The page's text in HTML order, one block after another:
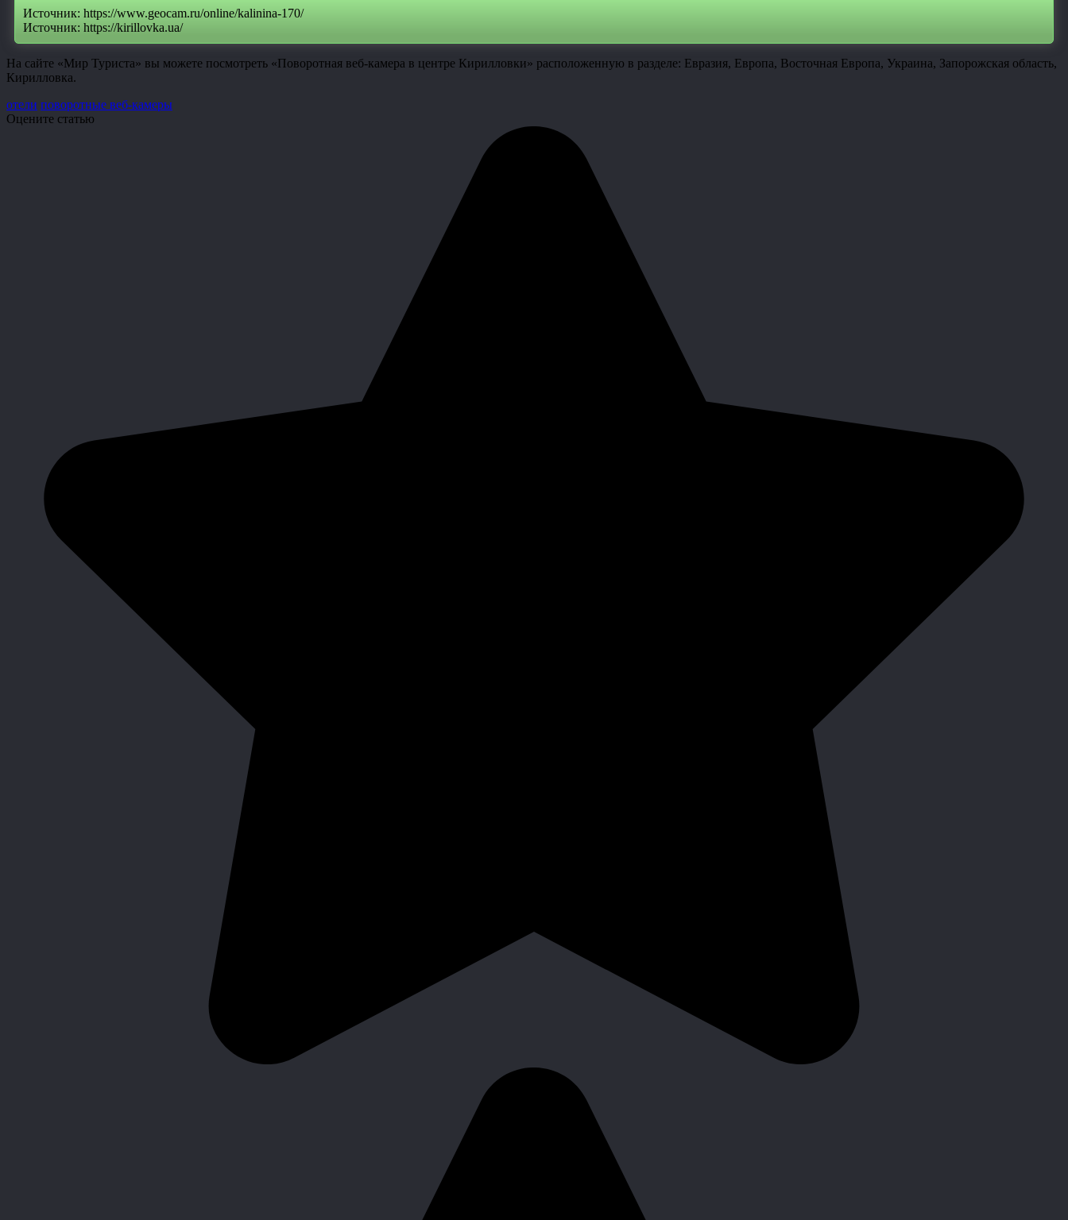
Источник: https://www.geocam.ru/online/kalinina-170/
Источник: https://kirillovka.ua/
На сайте «Мир Туриста» вы можете посмотреть «Поворотная веб-камера в центре Кирилловки» расположенную в разделе: Евразия, Европа, Восточная Европа, Украина, Запорожская область,
Кирилловка.
отели поворотные веб-камеры
Оцените статью